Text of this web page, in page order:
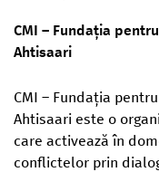
CMI – Fundația
Ahtisaari
CMI – Fundația
Ahtisaari este o
care activează în
conflictelor prin